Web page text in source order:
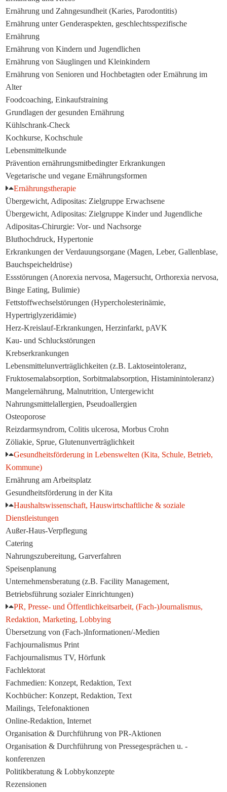
Ernährung und Zahngesundheit (Karies, Parodontitis)
Ernährung unter Genderaspekten, geschlechtsspezifische
Ernährung
Ernährung von Kindern und Jugendlichen
Ernährung von Säuglingen und Kleinkindern
Ernährung von Senioren und Hochbetagten oder Ernährung im
Alter
Foodcoaching, Einkaufstraining
Grundlagen der gesunden Ernährung
Kühlschrank-Check
Kochkurse, Kochschule
Lebensmittelkunde
Prävention ernährungsmitbedingter Erkrankungen
Vegetarische und vegane Ernährungsformen
Ernährungstherapie
Übergewicht, Adipositas: Zielgruppe Erwachsene
Übergewicht, Adipositas: Zielgruppe Kinder und Jugendliche
Adipositas-Chirurgie: Vor- und Nachsorge
Bluthochdruck, Hypertonie
Erkrankungen der Verdauungsorgane (Magen, Leber, Gallenblase,
Bauchspeicheldrüse)
Essstörungen (Anorexia nervosa, Magersucht, Orthorexia nervosa,
Binge Eating, Bulimie)
Fettstoffwechselstörungen (Hypercholesterinämie,
Hypertriglyzeridämie)
Herz-Kreislauf-Erkrankungen, Herzinfarkt, pAVK
Kau- und Schluckstörungen
Krebserkrankungen
Lebensmittelunverträglichkeiten (z.B. Laktoseintoleranz,
Fruktosemalabsorption, Sorbitmalabsorption, Histaminintoleranz)
Mangelernährung, Malnutrition, Untergewicht
Nahrungsmittelallergien, Pseudoallergien
Osteoporose
Reizdarmsyndrom, Colitis ulcerosa, Morbus Crohn
Zöliakie, Sprue, Glutenunverträglichkeit
Gesundheitsförderung in Lebenswelten (Kita, Schule, Betrieb,
Kommune)
Ernährung am Arbeitsplatz
Gesundheitsförderung in der Kita
Haushaltswissenschaft, Hauswirtschaftliche & soziale
Dienstleistungen
Außer-Haus-Verpflegung
Catering
Nahrungszubereitung, Garverfahren
Speisenplanung
Unternehmensberatung (z.B. Facility Management,
Betriebsführung sozialer Einrichtungen)
PR, Presse- und Öffentlichkeitsarbeit, (Fach-)Journalismus,
Redaktion, Marketing, Lobbying
Übersetzung von (Fach-)Informationen/-Medien
Fachjournalismus Print
Fachjournalismus TV, Hörfunk
Fachlektorat
Fachmedien: Konzept, Redaktion, Text
Kochbücher: Konzept, Redaktion, Text
Mailings, Telefonaktionen
Online-Redaktion, Internet
Organisation & Durchführung von PR-Aktionen
Organisation & Durchführung von Pressegesprächen u. -
konferenzen
Politikberatung & Lobbykonzepte
Rezensionen